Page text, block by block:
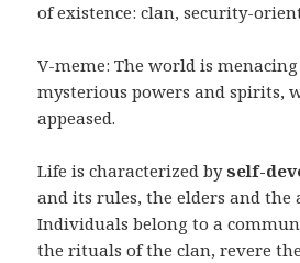
of existence: clan, security-
V-meme: The world is
mysterious powers and spirits,
appeased.
Life is characterized byself-
and its rules, the elders and the
Individuals belong to a
the rituals of the clan, revere